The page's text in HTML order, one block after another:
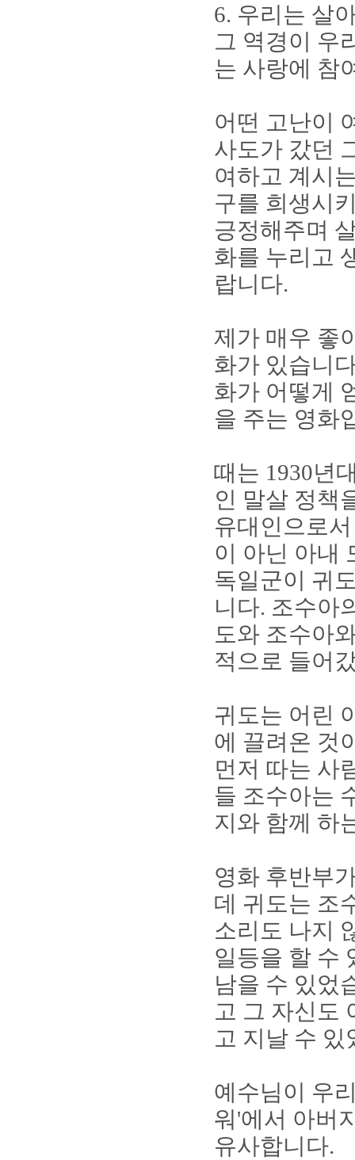
6. 우리는 살
그 역경이 우
는 사랑에 참
어떤 고난이
사도가 갔던
여하고 계시
구를 희생시
긍정해주며
화를 누리고
랍니다.
제가 매우 좋
화가 있습니
화가 어떻게
을 주는 영화
때는 1930년
인 말살 정책
유대인으로
이 아닌 아내
독일군이 귀
니다. 조수아
도와 조수아
적으로 들어
귀도는 어린
에 끌려온 것
먼저 따는 사
들 조수아는
지와 함께 하
영화 후반부
데 귀도는 조
소리도 나지
일등을 할 수
남을 수 있었
고 그 자신도
고 지날 수 있
예수님이 우
워'에서 아버
유사합니다.